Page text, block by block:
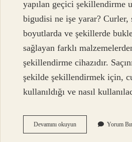
yapılan geçici şekillendirme
bigudisi ne işe yarar? Curler,
boyutlarda ve şekillerde
sağlayan farklı
şekillendirme cihazıdır.
şekilde şekillendirmek için,
kullanıldığı ve nasıl
Devamını okuyunMizanpli
Ne
Yorum